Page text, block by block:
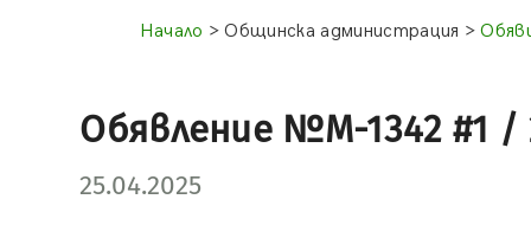
Начало > Общинска администрация >
Обявление №М-1342 #1 /
25.04.2025